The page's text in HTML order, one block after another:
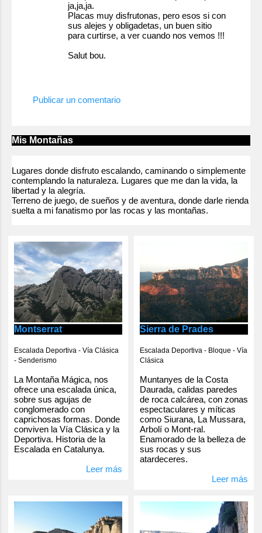
ja,ja,ja.
Placas muy disfrutonas, pero esos si con
sus alejes y obligadetas, un buen sitio
para curtirse, a ver cuando nos vemos !!!
Salut bou.
Publicar un comentario
Mis Montañas
Lugares donde disfruto escalando, caminando o simplemente
contemplando la naturaleza. Lugares que me dan la vida, la
libertad y la alegría.
Terreno de juego, de sueños y de aventura, donde darle rienda
suelta a mi fanatismo por las rocas y las montañas.
Montserrat
Escalada Deportiva - Vía Clásica
- Senderismo
La Montaña Mágica, nos
ofrece una escalada única,
sobre sus agujas de
conglomerado con
caprichosas formas. Donde
conviven la Vía Clásica y la
Deportiva. Historia de la
Escalada en Catalunya.
Leer más
Sierra de Prades
Escalada Deportiva - Bloque - Vía
Clásica
Muntanyes de la Costa
Daurada, calidas paredes
de roca calcárea, con zonas
espectaculares y míticas
como Siurana, La Mussara,
Arbolí o Mont-ral.
Enamorado de la belleza de
sus rocas y sus
atardeceres.
Leer más